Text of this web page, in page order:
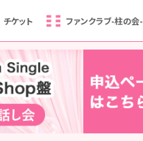
チケット ファンクラブ-柱の会-